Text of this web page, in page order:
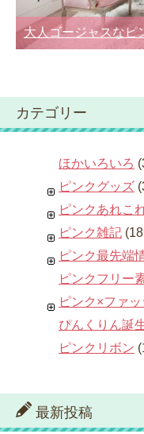
大人ゴージャスなピ
カテゴリー
ほかいろいろ
ピンクグッズ
ピンクあれこ
ピンク雑記
ピンク最先端
ピンクフリー
ピンク×ファ
ぴんくりん誕
ピンクリボン
最新投稿